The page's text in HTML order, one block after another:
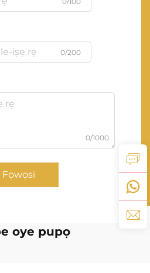
0/200
0/1000
Fọwọsi
oye pupọ